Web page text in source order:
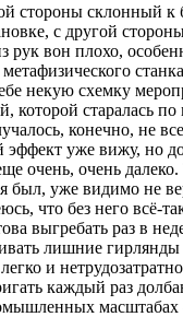
стороны склонный к
с другой
рук вон плохо,
некую схемку
которой старалась по
конечно, не
эффект уже вижу, но
очень, очень
был, уже видимо не
что без него всё-
выгребать раз в
лишние гирлянды
и
каждый раз
масштабах